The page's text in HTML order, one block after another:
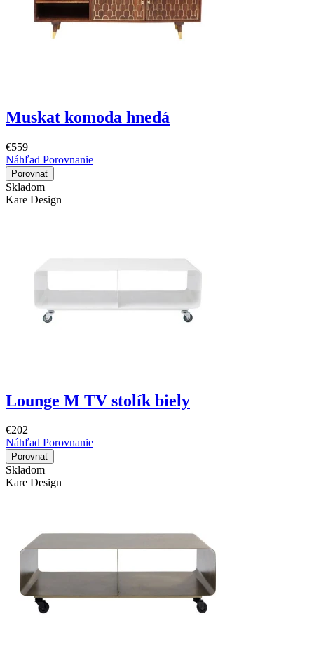
Muskat komoda hnedá
€559
Náhľad Porovnanie
Porovnať
Skladom
Kare Design
Lounge M TV stolík biely
€202
Náhľad Porovnanie
Porovnať
Skladom
Kare Design